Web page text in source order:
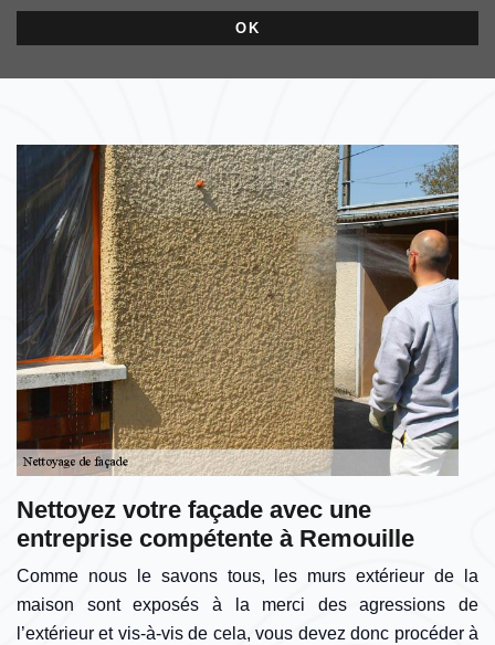
Nettoyez votre façade avec une
entreprise compétente à Remouille
Comme nous le savons tous, les murs extérieur de la
maison sont exposés à la merci des agressions de
l’extérieur et vis-à-vis de cela, vous devez donc procéder à